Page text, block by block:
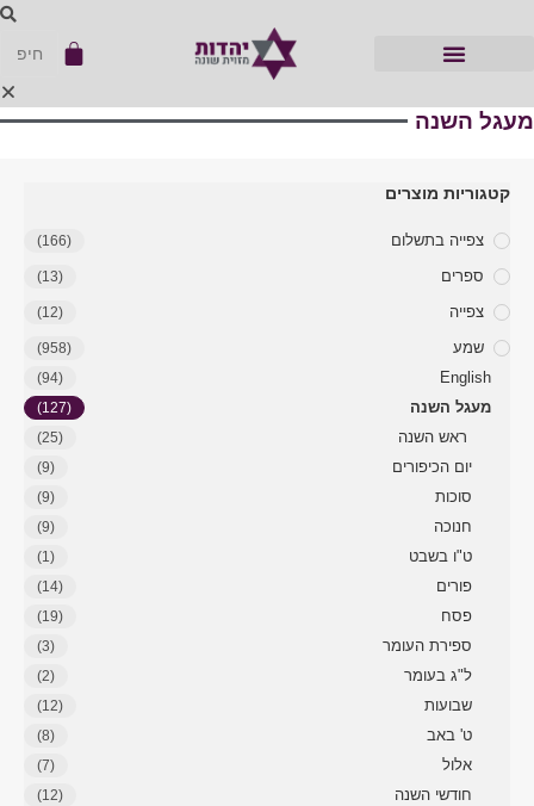
מעגל השנה
קטגוריות מוצרים
צפייה בתשלום (166)
ספרים (13)
צפייה (12)
שמע (958)
English
(94)
מעגל השנה (127)
ראש השנה (25)
יום הכיפורים (9)
סוכות (9)
חנוכה (9)
ט"ו בשבט (1)
פורים (14)
פסח (19)
ספירת העומר (3)
ל"ג בעומר (2)
שבועות (12)
ט' באב (8)
אלול (7)
חודשי השנה (12)